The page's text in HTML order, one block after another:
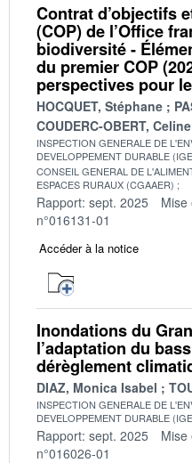
Contrat d’objectifs
(COP) de l’Office
biodiversité -
du premier COP
perspectives pour
HOCQUET, Stéphane
COUDERC-OBERT, Celine
INSPECTION GENERALE DE
DEVELOPPEMENT DURABLE
CONSEIL GENERAL DE
ESPACES RURAUX (CGAAER)
Rapport: sept. 2025 Mise
n°016131-01
Accéder à la notice
Inondations du
l’adaptation du
dérèglement
DIAZ, Monica Isabel
INSPECTION GENERALE DE
DEVELOPPEMENT DURABLE
Rapport: sept. 2025 Mise
n°016026-01